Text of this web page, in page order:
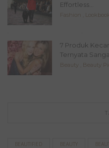
Effortless...
Fashion Lookbook
7 Produk
Ternyata
Beauty Beauty
BEAUTIFIED BEAUTY